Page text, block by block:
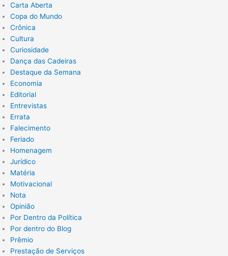
Carta Aberta
Copa do Mundo
Crônica
Cultura
Curiosidade
Dança das Cadeiras
Destaque da Semana
Economia
Editorial
Entrevistas
Errata
Falecimento
Feriado
Homenagem
Jurídico
Matéria
Motivacional
Nota
Opinião
Por Dentro da Política
Por dentro do Blog
Prêmio
Prestação de Serviços